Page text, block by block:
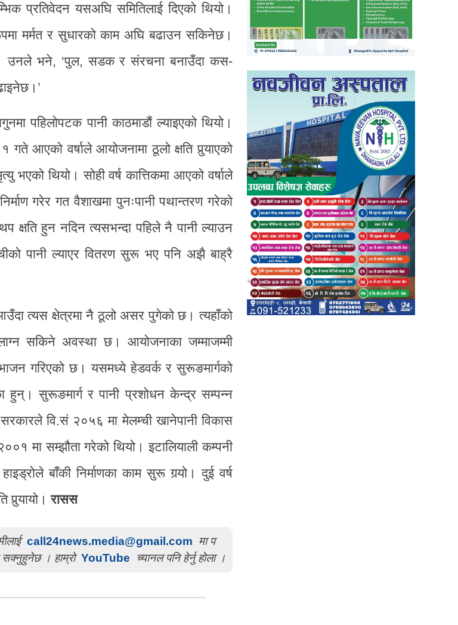
प्रतिवेदन यसअघि समितिलाई दिएको थियो।
मर्मत र सुधारको काम अघि बढाउन सकिनेछ।
उनले भने, ‘पुल, सडक र संरचना बनाउँदा कस-
पहिलोपटक पानी काठमाडौं ल्याइएको थियो।
आएको वर्षाले आयोजनामा ठूलो क्षति पुर्‍याएको
भएको थियो। सोही वर्ष कात्तिकमा आएको वर्षाले
गरेर गत वैशाखमा पुनःपानी पथान्तरण गरेको
क्षति हुन नदिन त्यसभन्दा पहिले नै पानी ल्याउन
पानी ल्याएर वितरण सुरू भए पनि अझै बाह्रै
त्यस क्षेत्रमा नै ठूलो असर पुगेको छ। त्यहाँको
सकिने अवस्था छ। आयोजनाका जम्माजम्मी
गरिएको छ। यसमध्ये हेडवर्क र सुरूङमार्गको
हुन्। सुरूङमार्ग र पानी प्रशोधन केन्द्र सम्पन्न
वि.सं २०५६ मा मेलम्ची खानेपानी विकास
मा सम्झौता गरेको थियो। इटालियाली कम्पनी
बाँकी निर्माणका काम सुरू गर्‍यो। दुई वर्ष
पुर्‍यायो।रासस
call24news.media@gmail.com मा प
सक्नुहुनेछ । हाम्रो YouTube च्यानल पनि हेर्नु होला ।